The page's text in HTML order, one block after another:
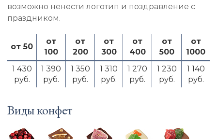
возможно ненести логотип и поздравление с
праздником.
от 50
от
100
от
200
от
300
от
400
от
500
от
1000
1 430
руб.
1 390
руб.
1 350
руб.
1 310
руб.
1 270
руб.
1 230
руб.
1 140
руб.
Виды конфет